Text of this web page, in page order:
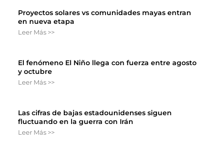
Proyectos solares vs comunidades mayas entran
en nueva etapa
Leer Más >>
El fenómeno El Niño llega con fuerza entre agosto
y octubre
Leer Más >>
Las cifras de bajas estadounidenses siguen
fluctuando en la guerra con Irán
Leer Más >>